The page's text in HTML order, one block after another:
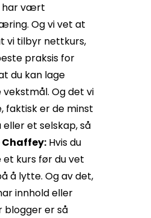
har vært
Og vi vet at
vi tilbyr nettkurs,
praksis for
du kan lage
Og det vi
faktisk er de minst
et selskap, så
Chaffey: Hvis du
et kurs før du vet
å lytte. Og av det,
innhold eller
blogger er så